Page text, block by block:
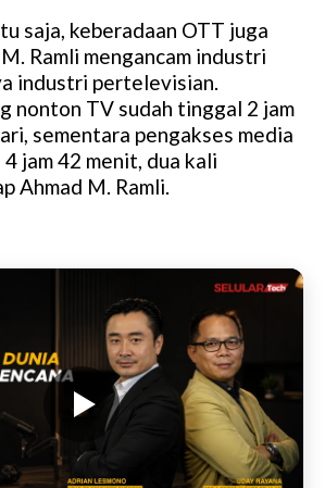
saja, keberadaan OTT juga
Ramli mengancam industri
industri pertelevisian.
nonton TV sudah tinggal 2 jam
sementara pengakses media
jam 42 menit, dua kali
Ahmad M. Ramli.